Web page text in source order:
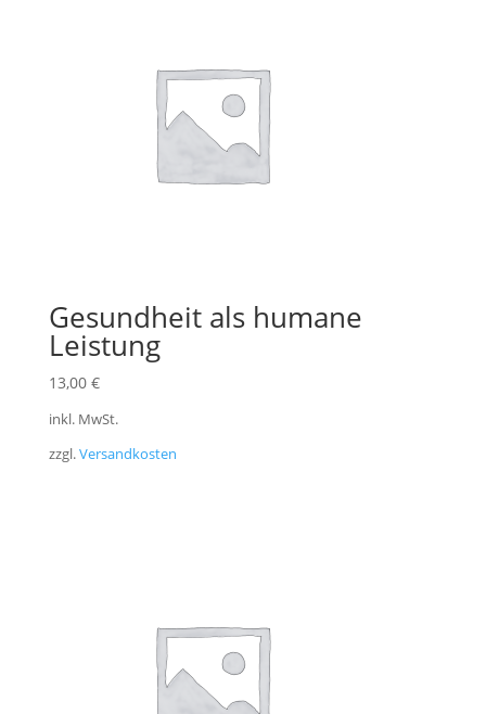
Gesundheit als humane
Leistung
13,00 €
inkl. MwSt.
zzgl.Versandkosten